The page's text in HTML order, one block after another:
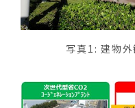
写真1: 建物外